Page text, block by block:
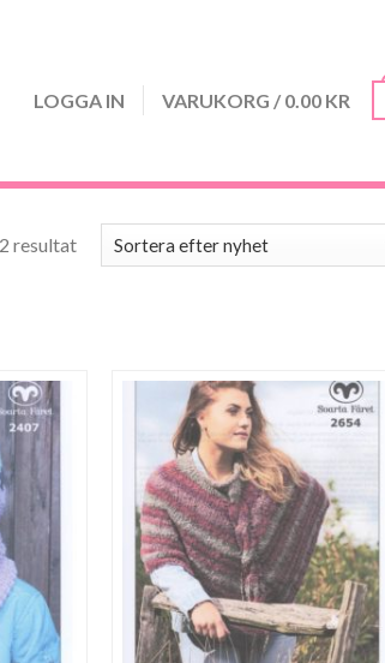
LOGGA IN VARUKORG / 0.00 KR
resultatSortera efter senaste